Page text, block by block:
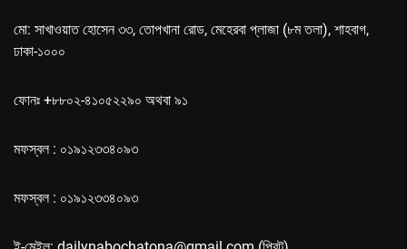
মো: সাখাওয়াত হোসেন ৩৩, তোপখানা রোড, মেহেরবা প্লাজা (৮ম তলা), শাহবাগ,
ঢাকা-১০০০
ফোনঃ +৮৮০২-৪১০৫২২৯০ অথবা ৯১
মফস্বল : ০১৯১২৩৩৪০৯৩
মফস্বল : ০১৯১২৩৩৪০৯৩